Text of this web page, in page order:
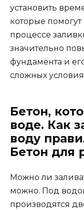
установить
которые
процессе
значительно
фундамента и
сложных
Бетон,
воде. Как
воду
Бетон для
Можно ли
можно. Под
производятся